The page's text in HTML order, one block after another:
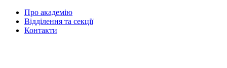
Про академію
Відділення та секції
Контакти